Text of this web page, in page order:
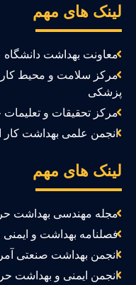
های مهم
معاونت بهداشت دانشگاه
مرکز سلامت و محیط کار
مرکز تحقیقات و تعلیمات
انجمن علمی بهداشت کار
های مهم
مجله مهندسی بهداشت
فصلنامه بهداشت و ایمنی
انجمن بهداشت صنعتی آمریکا
انجمن ایمنی و بهداشت حرفه